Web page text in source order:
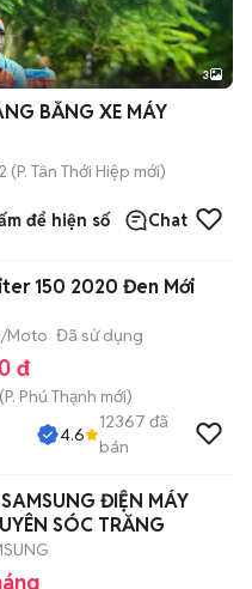
3
BẰNG XE MÁY
(P. Tân Thới Hiệp mới)
để hiện số Chat
150 2020 Đen Mới
Moto Đã sử dụng
đ
(P. Phú Thạnh mới)
4.6
12367 đã
bán
ĐIỆN MÁY
SÓC TRĂNG